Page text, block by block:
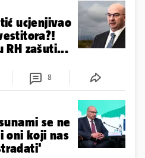
ucjenjivao
RH zašuti...
8
se ne
oni koji nas